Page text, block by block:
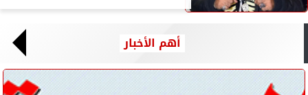
أهم الأخبار